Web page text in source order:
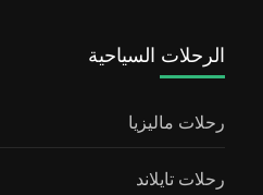
الرحلات السياحية
رحلات ماليزيا
رحلات تايلاند